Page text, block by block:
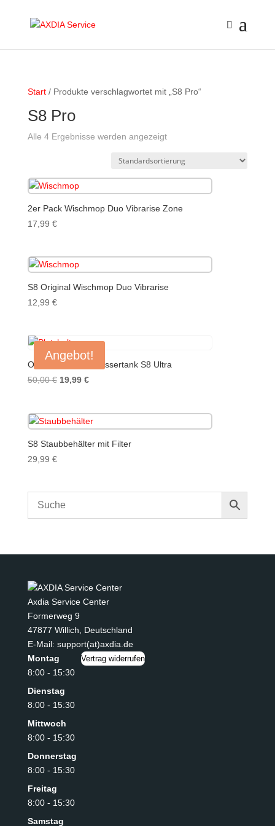
Start/ Produkte verschlagwortet mit „S8 Pro“
S8 Pro
Alle 4 Ergebnisse werden angezeigt
2er Pack Wischmop Duo Vibrarise Zone
17,99 €
S8 Original Wischmop Duo Vibrarise
12,99 €
Angebot!
Original Schmutzwassertank S8 Ultra
50,00€ Ursprünglicher
50,00 €
19,99 €Aktueller
19,99 €.
S8 Staubbehälter mit Filter
29,99 €
Axdia Service Center
Formerweg 9
47877 Willich
Deutschland
E-Mail: support(at)axdia.de
Montag
8:00 - 15:30
Dienstag
8:00 - 15:30
Mittwoch
8:00 - 15:30
Donnerstag
8:00 - 15:30
Freitag
8:00 - 15:30
Samstag
Vertrag widerrufen